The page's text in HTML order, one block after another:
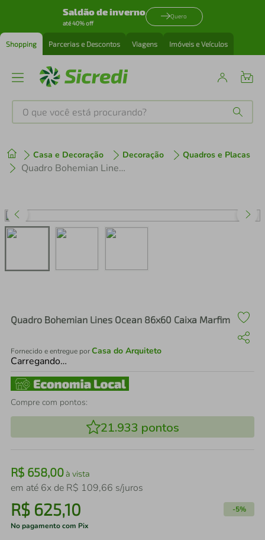
Saldão de inverno
até 40% off
Quero
Shopping Parcerias e Descontos Viagens Imóveis e Veículos
O que você está procurando?
Casa e Decoração Decoração Quadros e Placas
Quadro Bohemian Lines Ocean 86x60 Caixa Marfim
Quadro Bohemian Lines Ocean 86x60 Caixa Marfim
Fornecido e entregue porCasa do Arquiteto
Carregando…
Compre com pontos:
21.933 pontos
R$ 658,00à vista
em até 6x de R$ 109,66 s/juros
R$ 625,10 -5%
No pagamento com Pix
1º tenis
perfume